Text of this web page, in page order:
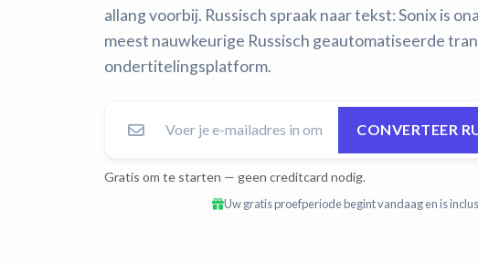
allang voorbij. Russisch spraak naar tekst:Sonix is
meest nauwkeurige Russisch geautomatiseerde
ondertitelingsplatform.
CONVERTEER
Gratis om te starten — geen creditcard nodig.
Uw gratis proefperiode begint vandaag en is